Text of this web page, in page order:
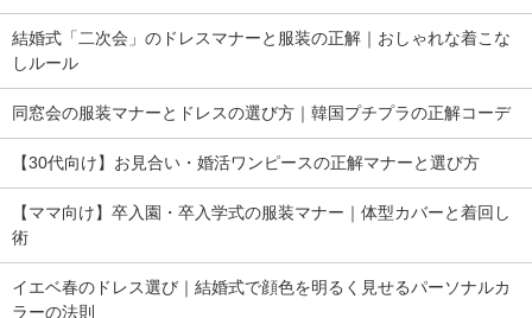
結婚式「二次会」のドレスマナーと服装の正解｜おしゃれな着こな
しルール
同窓会の服装マナーとドレスの選び方｜韓国プチプラの正解コーデ
【30代向け】お見合い・婚活ワンピースの正解マナーと選び方
【ママ向け】卒入園・卒入学式の服装マナー｜体型カバーと着回し
術
イエベ春のドレス選び｜結婚式で顔色を明るく見せるパーソナルカ
ラーの法則